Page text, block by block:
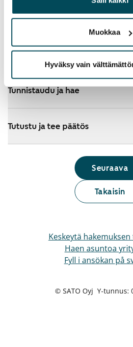
palvelujaan.
Muokkaa
Hyväksy vain
lisätietoja
Lisää koteja hakemukselle
Tunnistaudu ja hae
Tutustu ja tee päätös
Takaisin
Seuraava
Keskeytä
Haen asuntoa
Fyll i ansökan på
© SATO Oyj Y-tunnus: